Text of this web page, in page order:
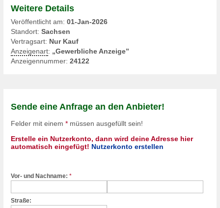
Weitere Details
Veröffentlicht am: 01-Jan-2026
Standort: Sachsen
Vertragsart: Nur Kauf
Anzeigenart: „Gewerbliche Anzeige”
Anzeigennummer: 24122
Sende eine Anfrage an den Anbieter!
Felder mit einem * müssen ausgefüllt sein!
Erstelle ein Nutzerkonto, dann wird deine Adresse hier
automatisch eingefügt! Nutzerkonto erstellen
Vor- und Nachname: *
Straße: